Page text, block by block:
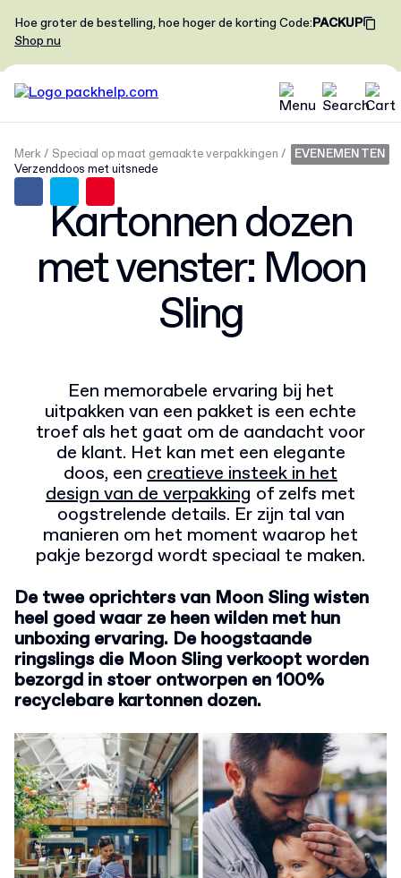
Hoe groter de bestelling, hoe hoger de korting Code:PACKUP
Shop nu
Kartonnen dozen
met venster: Moon
Sling
Merk
Speciaal op maat gemaakte verpakkingen
Verzenddoos met uitsnede
EVENEMENTEN
Een memorabele ervaring bij het
uitpakken van een pakket is een echte
troef als het gaat om de aandacht voor
de klant. Het kan met een elegante
doos, een creatieve insteek in het
design van de verpakking of zelfs met
oogstrelende details. Er zijn tal van
manieren om het moment waarop het
pakje bezorgd wordt speciaal te maken.
De twee oprichters van Moon Sling wisten
heel goed waar ze heen wilden met hun
unboxing ervaring. De hoogstaande
ringslings die Moon Sling verkoopt worden
bezorgd in stoer ontworpen en 100%
recyclebare kartonnen dozen.